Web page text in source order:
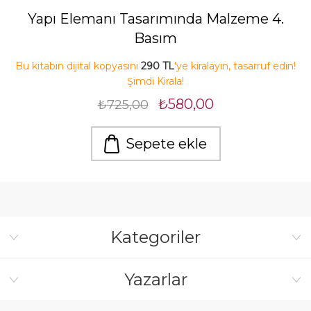
Yapı Elemanı Tasarımında Malzeme 4.
Basım
Bu kitabın dijital kopyasını 290 TL'ye kiralayın, tasarruf edin!
Şimdi Kirala!
₺725,00 ₺580,00
Sepete ekle
Kategoriler
Yazarlar